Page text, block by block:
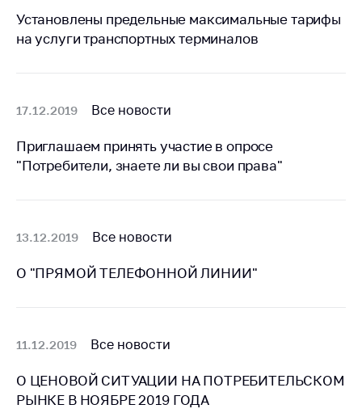
Общественное
обсуждение
товаров
Упрощение условий
ведения бизнеса
COVID-19 для
общественного
Обучение по
вопросам
антимонопольного
регулирования и
конкурентной
Установлены предельные максимальные тарифы
на услуги транспортных терминалов
17.12.2019 Все новости
Приглашаем принять участие в опросе
"Потребители, знаете ли вы свои права"
13.12.2019 Все новости
О "ПРЯМОЙ ТЕЛЕФОННОЙ ЛИНИИ"
11.12.2019 Все новости
О ЦЕНОВОЙ СИТУАЦИИ НА ПОТРЕБИТЕЛЬСКОМ
РЫНКЕ В НОЯБРЕ 2019 ГОДА